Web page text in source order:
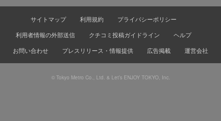
サイトマップ 利用規約
プライバシーポリシー
利用者情報の外部送信
クチコミ投稿ガイドライン
ヘルプ
お問い合わせ
プレスリリース・情報提供 広告掲載 運営会社
© Tokyo Metro Co., Ltd. & Let’s ENJOY TOKYO, Inc.